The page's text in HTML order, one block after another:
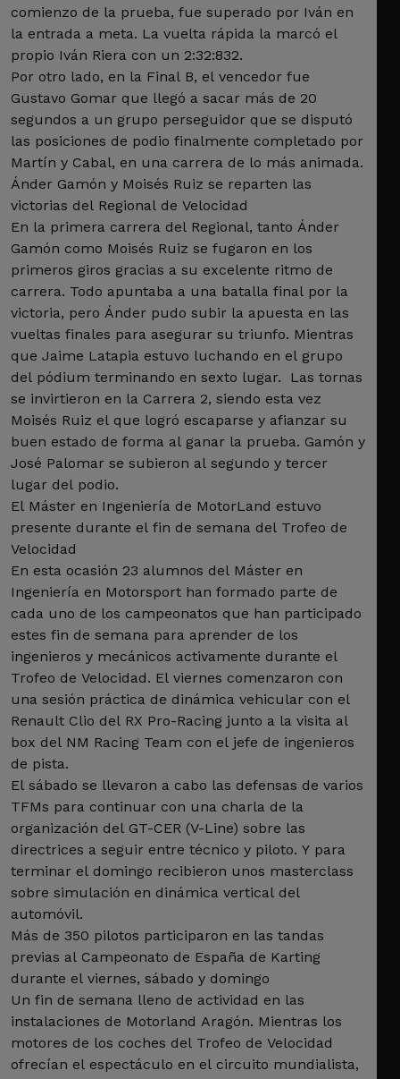
comienzo de la prueba, fue superado por Iván en
la entrada a meta. La vuelta rápida la marcó el
propio Iván Riera con un 2:32:832.
Por otro lado, en la Final B, el vencedor fue
Gustavo Gomar que llegó a sacar más de 20
segundos a un grupo perseguidor que se disputó
las posiciones de podio finalmente completado por
Martín y Cabal, en una carrera de lo más animada.
Ánder Gamón y Moisés Ruiz se reparten las
victorias del Regional de Velocidad
En la primera carrera del Regional, tanto Ánder
Gamón como Moisés Ruiz se fugaron en los
primeros giros gracias a su excelente ritmo de
carrera. Todo apuntaba a una batalla final por la
victoria, pero Ánder pudo subir la apuesta en las
vueltas finales para asegurar su triunfo. Mientras
que Jaime Latapia estuvo luchando en el grupo
del pódium terminando en sexto lugar. Las tornas
se invirtieron en la Carrera 2, siendo esta vez
Moisés Ruiz el que logró escaparse y afianzar su
buen estado de forma al ganar la prueba. Gamón y
José Palomar se subieron al segundo y tercer
lugar del podio.
El Máster en Ingeniería de MotorLand estuvo
presente durante el fin de semana del Trofeo de
Velocidad
En esta ocasión 23 alumnos del Máster en
Ingeniería en Motorsport han formado parte de
cada uno de los campeonatos que han participado
estes fin de semana para aprender de los
ingenieros y mecánicos activamente durante el
Trofeo de Velocidad. El viernes comenzaron con
una sesión práctica de dinámica vehicular con el
Renault Clio del RX Pro-Racing junto a la visita al
box del NM Racing Team con el jefe de ingenieros
de pista.
El sábado se llevaron a cabo las defensas de varios
TFMs para continuar con una charla de la
organización del GT-CER (V-Line) sobre las
directrices a seguir entre técnico y piloto. Y para
terminar el domingo recibieron unos masterclass
sobre simulación en dinámica vertical del
automóvil.
Más de 350 pilotos participaron en las tandas
previas al Campeonato de España de Karting
durante el viernes, sábado y domingo
Un fin de semana lleno de actividad en las
instalaciones de Motorland Aragón. Mientras los
motores de los coches del Trofeo de Velocidad
ofrecían el espectáculo en el circuito mundialista,